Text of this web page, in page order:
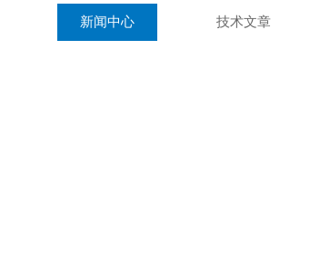
新闻中心 技术文章